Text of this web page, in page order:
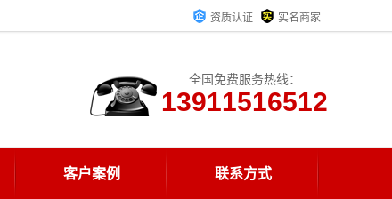
资质认证 实名商家
全国免费服务热线：
13911516512
客户案例 联系方式